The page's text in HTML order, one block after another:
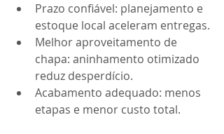
Prazo confiável: planejamento e
estoque local aceleram entregas.
Melhor aproveitamento de
chapa: aninhamento otimizado
reduz desperdício.
Acabamento adequado: menos
etapas e menor custo total.